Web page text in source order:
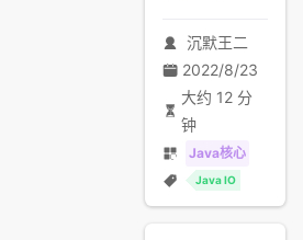
沉默王二
2022/8/23
大约 12 分
钟
Java核心
Java IO